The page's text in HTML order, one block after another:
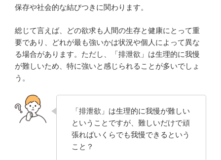
保存や社会的な結びつきに関わります。
総じて言えば、どの欲求も人間の生存と健康にとって重
要であり、どれが最も強いかは状況や個人によって異な
る場合があります。ただし、「排泄欲」は生理的に我慢
が難しいため、特に強いと感じられることが多いでしょ
う。
「排泄欲」は生理的に我慢が難しい
ということですが、難しいだけで頑
張ればいくらでも我慢できるという
こと？